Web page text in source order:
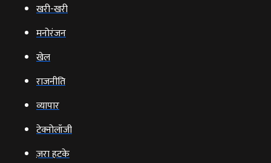
खरी-खरी
मनोरंजन
खेल
राजनीति
व्‍यापार
टेक्‍नोलॉजी
ज़रा हटके